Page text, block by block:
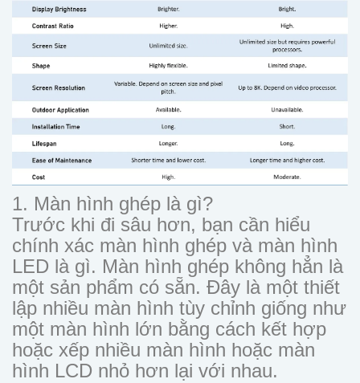
1. Màn hình ghép là gì?
Trước khi đi sâu hơn, bạn cần hiểu
chính xác màn hình ghép và màn hình
LED là gì. Màn hình ghép không hẳn là
một sản phẩm có sẵn. Đây là một thiết
lập nhiều màn hình tùy chỉnh giống như
một màn hình lớn bằng cách kết hợp
hoặc xếp nhiều màn hình hoặc màn
hình LCD nhỏ hơn lại với nhau.